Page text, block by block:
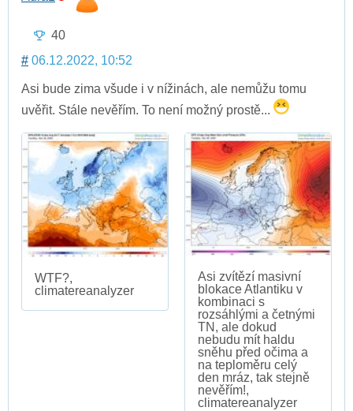
40
# 06.12.2022, 10:52
Asi bude zima všude i v nížinách, ale nemůžu tomu
uvěřit. Stále nevěřím. To není možný prostě...
WTF?,
climatereanalyzer
Asi zvítězí masivní
blokace Atlantiku v
kombinaci s
rozsáhlými a četnými
TN, ale dokud
nebudu mít haldu
sněhu před očima a
na teploměru celý
den mráz, tak stejně
nevěřím!,
climatereanalyzer